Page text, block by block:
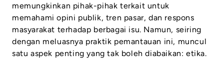
memungkinkan pihak-pihak terkait untuk
memahami opini publik, tren pasar, dan respons
masyarakat terhadap berbagai isu. Namun, seiring
dengan meluasnya praktik pemantauan ini, muncul
satu aspek penting yang tak boleh diabaikan: etika.